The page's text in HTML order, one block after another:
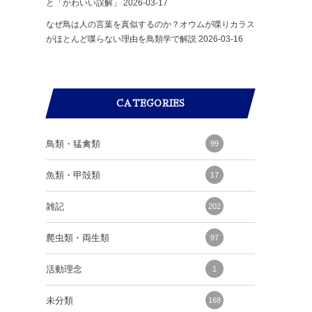
と「かわいい誤解」
2026-03-17
なぜ鳥は人の言葉を真似するのか？オウムが喋りカラス
がほとんど喋らない理由を鳥類学で解説 2026-03-16
CATEGORIES
鳥類・猛禽類 99
魚類・甲殻類 17
雑記 202
爬虫類・両生類 97
活動理念 1
未分類 168